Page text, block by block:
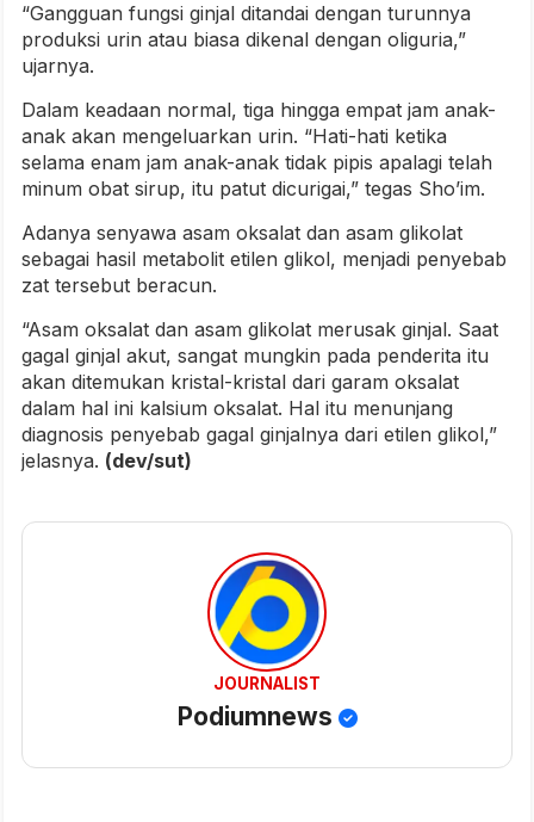
“Gangguan fungsi ginjal ditandai dengan turunnya
produksi urin atau biasa dikenal dengan oliguria,”
ujarnya.
Dalam keadaan normal, tiga hingga empat jam anak-
anak akan mengeluarkan urin. “Hati-hati ketika
selama enam jam anak-anak tidak pipis apalagi telah
minum obat sirup, itu patut dicurigai,” tegas Sho’im.
Adanya senyawa asam oksalat dan asam glikolat
sebagai hasil metabolit etilen glikol, menjadi penyebab
zat tersebut beracun.
“Asam oksalat dan asam glikolat merusak ginjal. Saat
gagal ginjal akut, sangat mungkin pada penderita itu
akan ditemukan kristal-kristal dari garam oksalat
dalam hal ini kalsium oksalat. Hal itu menunjang
diagnosis penyebab gagal ginjalnya dari etilen glikol,”
jelasnya. (dev/sut)
JOURNALIST
Podiumnews